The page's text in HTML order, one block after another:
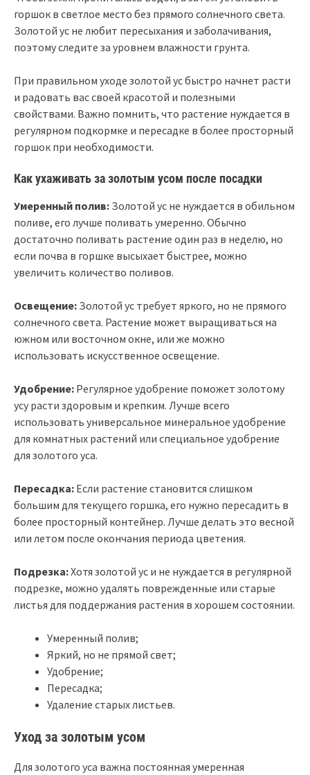
горшок в светлое место без прямого солнечного света.
Золотой ус не любит пересыхания и заболачивания,
поэтому следите за уровнем влажности грунта.
При правильном уходе золотой ус быстро начнет расти
и радовать вас своей красотой и полезными
свойствами. Важно помнить, что растение нуждается в
регулярном подкормке и пересадке в более просторный
горшок при необходимости.
Как ухаживать за золотым усом после посадки
Умеренный полив: Золотой ус не нуждается в обильном
поливе, его лучше поливать умеренно. Обычно
достаточно поливать растение один раз в неделю, но
если почва в горшке высыхает быстрее, можно
увеличить количество поливов.
Освещение: Золотой ус требует яркого, но не прямого
солнечного света. Растение может выращиваться на
южном или восточном окне, или же можно
использовать искусственное освещение.
Удобрение: Регулярное удобрение поможет золотому
усу расти здоровым и крепким. Лучше всего
использовать универсальное минеральное удобрение
для комнатных растений или специальное удобрение
для золотого уса.
Пересадка: Если растение становится слишком
большим для текущего горшка, его нужно пересадить в
более просторный контейнер. Лучше делать это весной
или летом после окончания периода цветения.
Подрезка:Хотя золотой ус и не нуждается в регулярной
подрезке, можно удалять поврежденные или старые
листья для поддержания растения в хорошем состоянии.
Умеренный полив;
Яркий, но не прямой свет;
Удобрение;
Пересадка;
Удаление старых листьев.
Уход за золотым усом
Для золотого уса важна постоянная умеренная